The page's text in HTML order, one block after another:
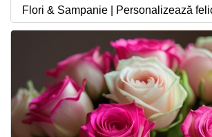
Flori & Sampanie | Personalizează